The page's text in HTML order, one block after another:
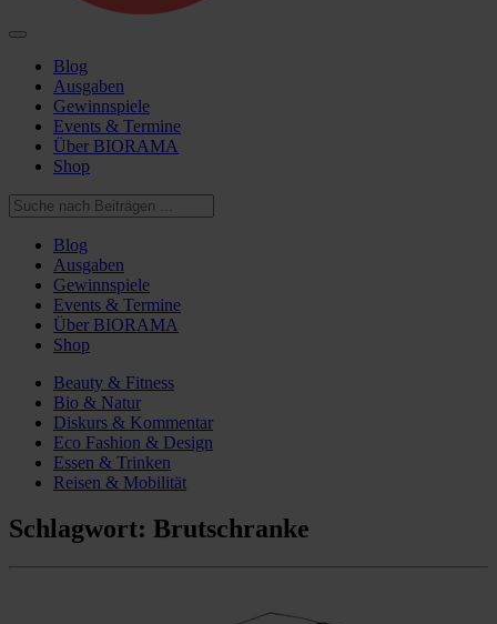
Blog
Ausgaben
Gewinnspiele
Events & Termine
Über BIORAMA
Shop
Blog
Ausgaben
Gewinnspiele
Events & Termine
Über BIORAMA
Shop
Beauty & Fitness
Bio & Natur
Diskurs & Kommentar
Eco Fashion & Design
Essen & Trinken
Reisen & Mobilität
Schlagwort: Brutschranke